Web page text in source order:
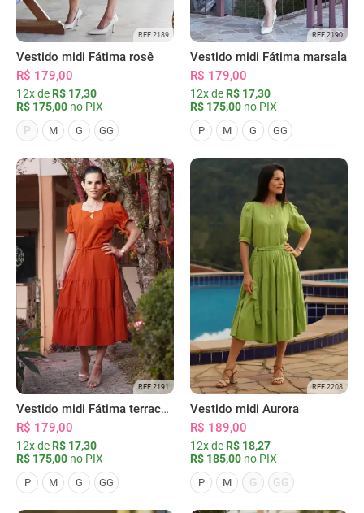
REF 2189
Vestido midi Fátima rosê
R$ 179,00
12x de R$ 17,30
R$ 175,00 no PIX
P
M G GG
REF 2190
Vestido midi Fátima marsala
R$ 179,00
12x de R$ 17,30
R$ 175,00 no PIX
P M G GG
REF 2191
Vestido midi Fátima terracota
R$ 179,00
12x de R$ 17,30
R$ 175,00 no PIX
P M G GG
REF 2208
Vestido midi Aurora
R$ 189,00
12x de R$ 18,27
R$ 185,00 no PIX
P M G GG